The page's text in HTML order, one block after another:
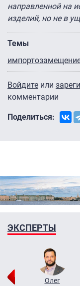
направленной на
изделий, но не в
Темы
Войдите или
комментарии
Поделиться:
ЭКСПЕРТЫ
Олег